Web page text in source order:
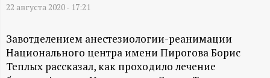
А
Н
-
22 августа 2020 - 17:21
Завотделением анестезиологии-реанимации
Национального центра имени Пирогова Борис
Теплых рассказал, как проходило лечение